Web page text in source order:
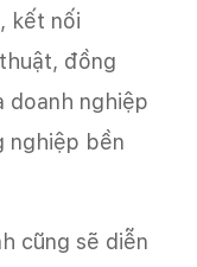
kết nối
đồng
doanh nghiệp
nghiệp bền
cũng sẽ diễn